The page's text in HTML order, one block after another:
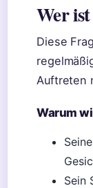
Wer
Diese
Auftreten
Warum
Sein